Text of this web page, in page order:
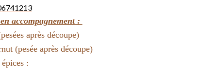
accompagnement :
après découpe)
(pesée après découpe)
: